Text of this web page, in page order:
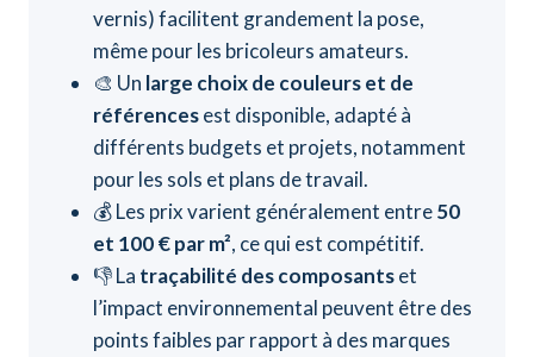
vernis) facilitent grandement la pose,
même pour les bricoleurs amateurs.
🎨 Un large choix de couleurs et de
référencesest disponible, adapté à
différents budgets et projets, notamment
pour les sols et plans de travail.
💰 Les prix varient généralement entre50
et 100 € par m², ce qui est compétitif.
👎 La traçabilité des composantset
l’impact environnemental peuvent être des
points faibles par rapport à des marques